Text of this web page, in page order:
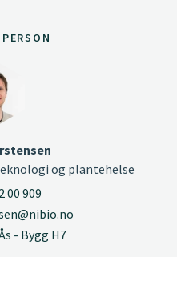
og plantehelse
00 909
- Bygg H7